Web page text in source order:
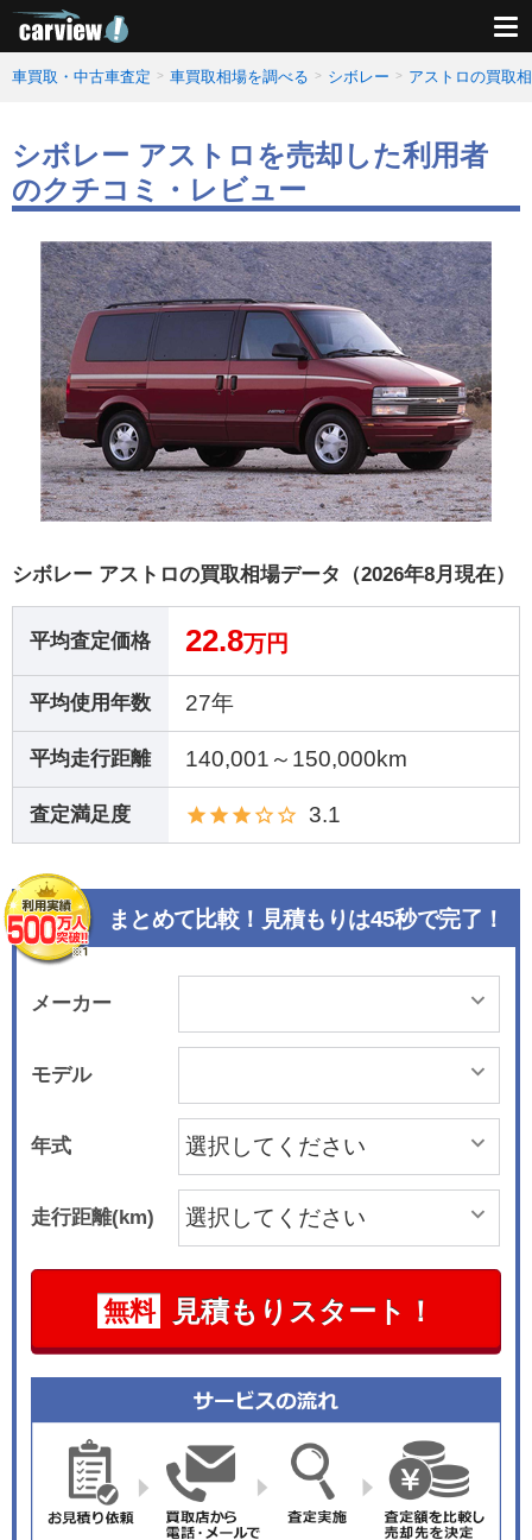
車買取・中古車査定 車買取相場を調べる シボレー アストロの買取
シボレー アストロを売却した利用者
のクチコミ・レビュー
シボレー アストロの買取相場データ（2026年8月現在）
平均査定価格 22.8万円
平均使用年数 27年
平均走行距離 140,001～150,000km
査定満足度 3.1
まとめて比較！見積もりは45秒で完了！
メーカー
モデル
年式
走行距離(km)
無料 見積もりスタート！